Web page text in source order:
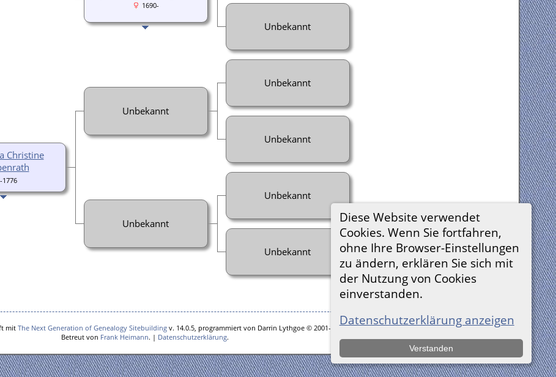
Diese Website verwendet
Cookies. Wenn Sie fortfahren,
ohne Ihre Browser-Einstellungen
zu ändern, erklären Sie sich mit
der Nutzung von Cookies
einverstanden.
Datenschutzerklärung anzeigen
Verstanden
1690-
Unbekannt
Christine
-1776
Unbekannt
Unbekannt
Unbekannt
Unbekannt
Unbekannt
Unbekannt
mitThe Next Generation of Genealogy Sitebuildingv. 14.0.5, programmiert von Darrin Lythgoe © 2001-2026.
Betreut von Frank Heimann. | Datenschutzerklärung.